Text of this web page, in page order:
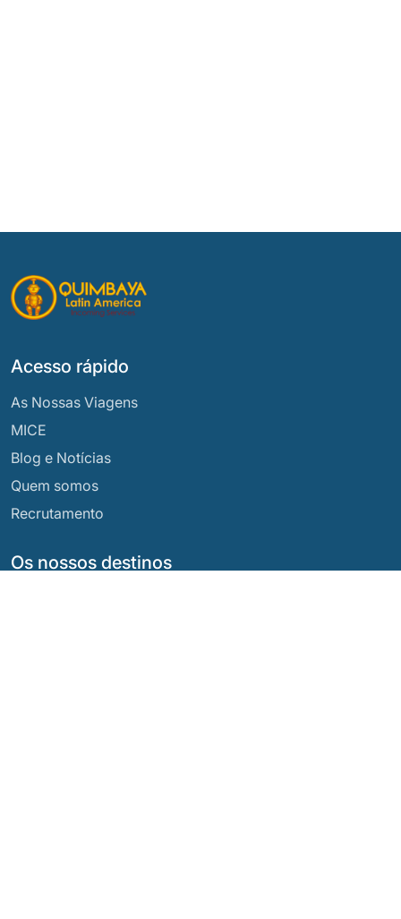
Os nossos destinos
Acesso rápido
As Nossas Viagens
MICE
Blog e Notícias
Quem somos
Recrutamento